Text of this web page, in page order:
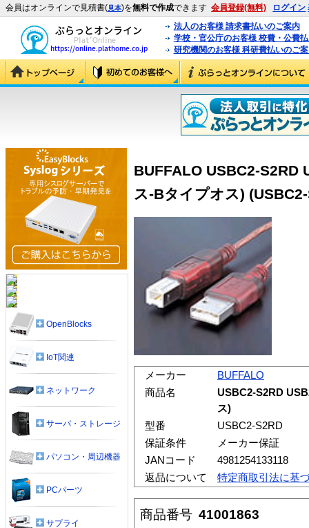
会員はオンラインで見積書(見本)を無料で作成できます 会員登録(無料) ログイン
法人のお客様 請求書払いのご案内
学校・官公庁のお客様 校費・公費
研究機関のお客様 科研費払いのご
BUFFALO USBC2-S2RD
ス-Bタイプオス)
メーカー
BUFFALO
商品名
USBC2-S2RD
ス)
型番
USBC2-S2RD
保証条件
メーカー保証
JANコード
4981254133118
返品について
特定商取引法に基
商品番号 41001863
OpenBlocks
IoT関連
ネットワーク
サーバ・ストレージ
パソコン・周辺機器
PCパーツ
サプライ